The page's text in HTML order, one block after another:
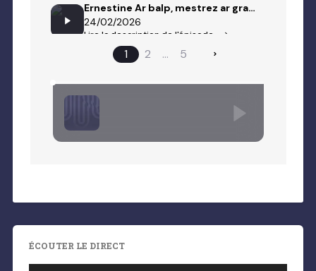
ÉCOUTER LE DIRECT